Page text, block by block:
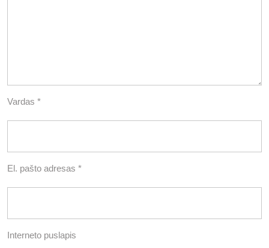
Vardas *
El. pašto adresas *
Interneto puslapis